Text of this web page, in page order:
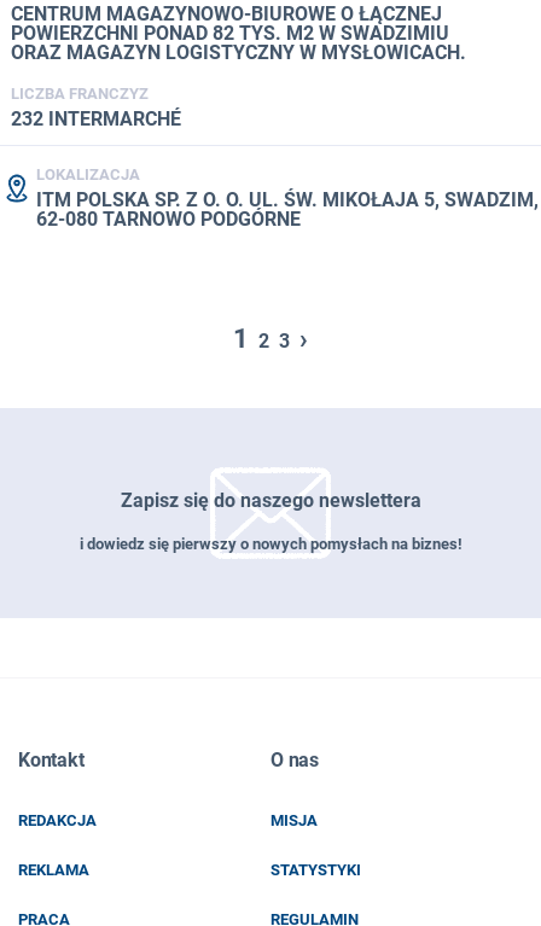
CENTRUM MAGAZYNOWO-BIUROWE O ŁĄCZNEJ
POWIERZCHNI PONAD 82 TYS. M2 W SWADZIMIU
ORAZ MAGAZYN LOGISTYCZNY W MYSŁOWICACH.
LICZBA FRANCZYZ
232 INTERMARCHÉ
LOKALIZACJA
ITM POLSKA SP. Z O. O. UL. ŚW. MIKOŁAJA 5, SWADZIM,
62-080 TARNOWO PODGÓRNE
1 2 3 ›
Zapisz się do naszego newslettera
i dowiedz się pierwszy o nowych pomysłach na biznes!
EMAIL
Kontakt
REDAKCJA
REKLAMA
PRACA
O nas
MISJA
STATYSTYKI
REGULAMIN